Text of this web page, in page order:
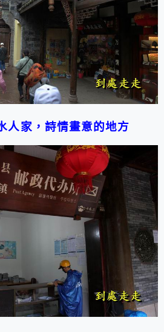
人家，詩情畫意的地方